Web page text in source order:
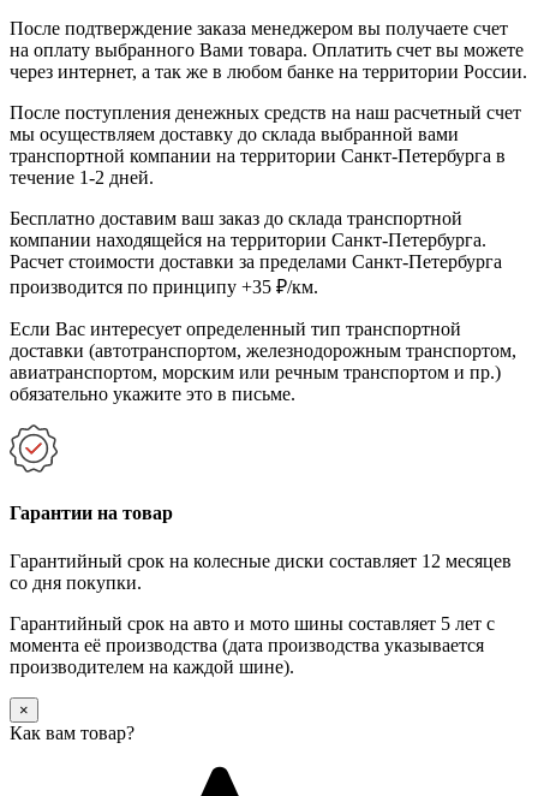
После подтверждение заказа менеджером вы получаете счет
на оплату выбранного Вами товара. Оплатить счет вы можете
через интернет, а так же в любом банке на территории России.
После поступления денежных средств на наш расчетный счет
мы осуществляем доставку до склада выбранной вами
транспортной компании на территории Санкт-Петербурга в
течение 1-2 дней.
Бесплатно доставим ваш заказ до склада транспортной
компании находящейся на территории Санкт-Петербурга.
Расчет стоимости доставки за пределами Санкт-Петербурга
производится по принципу +35 ₽/км.
Если Вас интересует определенный тип транспортной
доставки (автотранспортом, железнодорожным транспортом,
авиатранспортом, морским или речным транспортом и пр.)
обязательно укажите это в письме.
Гарантии на товар
Гарантийный срок на колесные диски составляет 12 месяцев
со дня покупки.
Гарантийный срок на авто и мото шины составляет 5 лет с
момента её производства (дата производства указывается
производителем на каждой шине).
×
Как вам товар?